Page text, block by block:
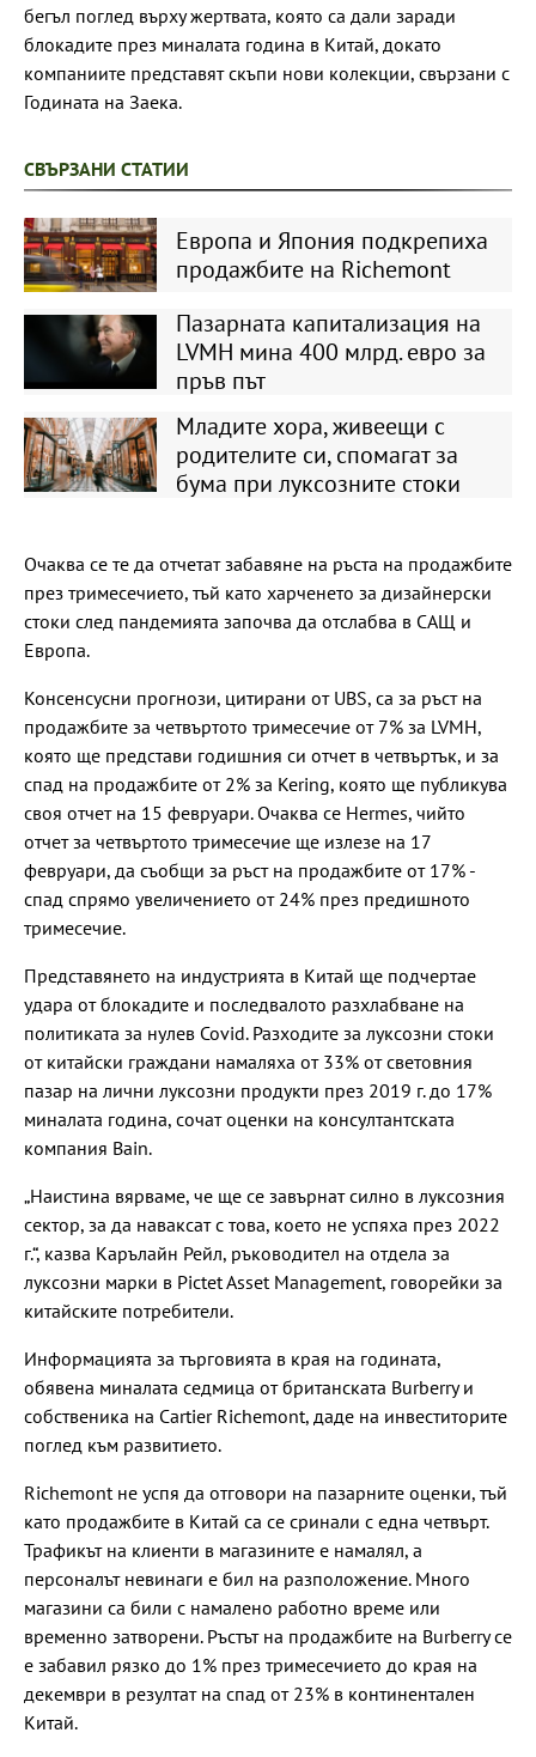
бегъл поглед върху жертвата, която са дали заради
блокадите през миналата година в Китай, докато
компаниите представят скъпи нови колекции, свързани с
Годината на Заека.
СВЪРЗАНИ СТАТИИ
Европа и Япония подкрепиха
продажбите на Richemont
Пазарната капитализация на
LVMH мина 400 млрд. евро за
пръв път
Младите хора, живеещи с
родителите си, спомагат за
бума при луксозните стоки
Очаква се те да отчетат забавяне на ръста на продажбите
през тримесечието, тъй като харченето за дизайнерски
стоки след пандемията започва да отслабва в САЩ и
Европа.
Консенсусни прогнози, цитирани от UBS, са за ръст на
продажбите за четвъртото тримесечие от 7% за LVMH,
която ще представи годишния си отчет в четвъртък, и за
спад на продажбите от 2% за Kering, която ще публикува
своя отчет на 15 февруари. Очаква се Hermes, чийто
отчет за четвъртото тримесечие ще излезе на 17
февруари, да съобщи за ръст на продажбите от 17% -
спад спрямо увеличението от 24% през предишното
тримесечие.
Представянето на индустрията в Китай ще подчертае
удара от блокадите и последвалото разхлабване на
политиката за нулев Covid. Разходите за луксозни стоки
от китайски граждани намаляха от 33% от световния
пазар на лични луксозни продукти през 2019 г. до 17%
миналата година, сочат оценки на консултантската
компания Bain.
„Наистина вярваме, че ще се завърнат силно в луксозния
сектор, за да наваксат с това, което не успяха през 2022
г.“, казва Карълайн Рейл, ръководител на отдела за
луксозни марки в Pictet Asset Management, говорейки за
китайските потребители.
Информацията за търговията в края на годината,
обявена миналата седмица от британската Burberry и
собственика на Cartier Richemont, даде на инвеститорите
поглед към развитието.
Richemont не успя да отговори на пазарните оценки, тъй
като продажбите в Китай са се сринали с една четвърт.
Трафикът на клиенти в магазините е намалял, а
персоналът невинаги е бил на разположение. Много
магазини са били с намалено работно време или
временно затворени. Ръстът на продажбите на Burberry се
е забавил рязко до 1% през тримесечието до края на
декември в резултат на спад от 23% в континентален
Китай.